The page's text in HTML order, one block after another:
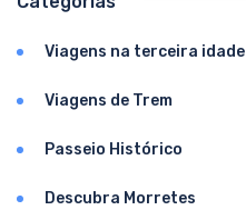
Viagens na terceira idade
Viagens de Trem
Passeio Histórico
Descubra Morretes